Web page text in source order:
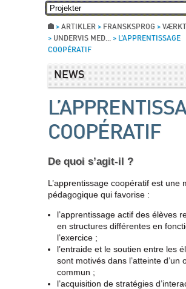
> ARTIKLER > FRANSKSPROG >
> UNDERVIS MED... > L’APPRENTISSAGE
COOPÉRATIF
NEWS
COOPÉRATIF
De quoi s’agit-il ?
L’apprentissage coopératif est une
pédagogique qui favorise :
l’apprentissage actif des élèves
en structures différentes en
l’exercice ;
l’entraide et le soutien entre les
sont motivés dans l’atteinte d’un
commun ;
l’acquisition de stratégies